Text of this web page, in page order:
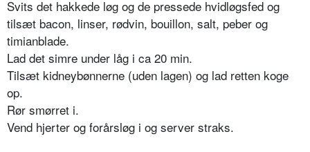
Svits det hakkede løg og de pressede hvidløgsfed og
tilsæt bacon, linser, rødvin, bouillon, salt, peber og
timianblade.
Lad det simre under låg i ca 20 min.
Tilsæt kidneybønnerne (uden lagen) og lad retten koge
op.
Rør smørret i.
Vend hjerter og forårsløg i og server straks.